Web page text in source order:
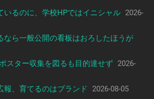
いるのに、学校HPではイニシャル 2026-
なら一般公開の看板はおろしたほうが
スター収集を図るも目的達せず 2026-
報、育てるのはブランド
2026-08-05